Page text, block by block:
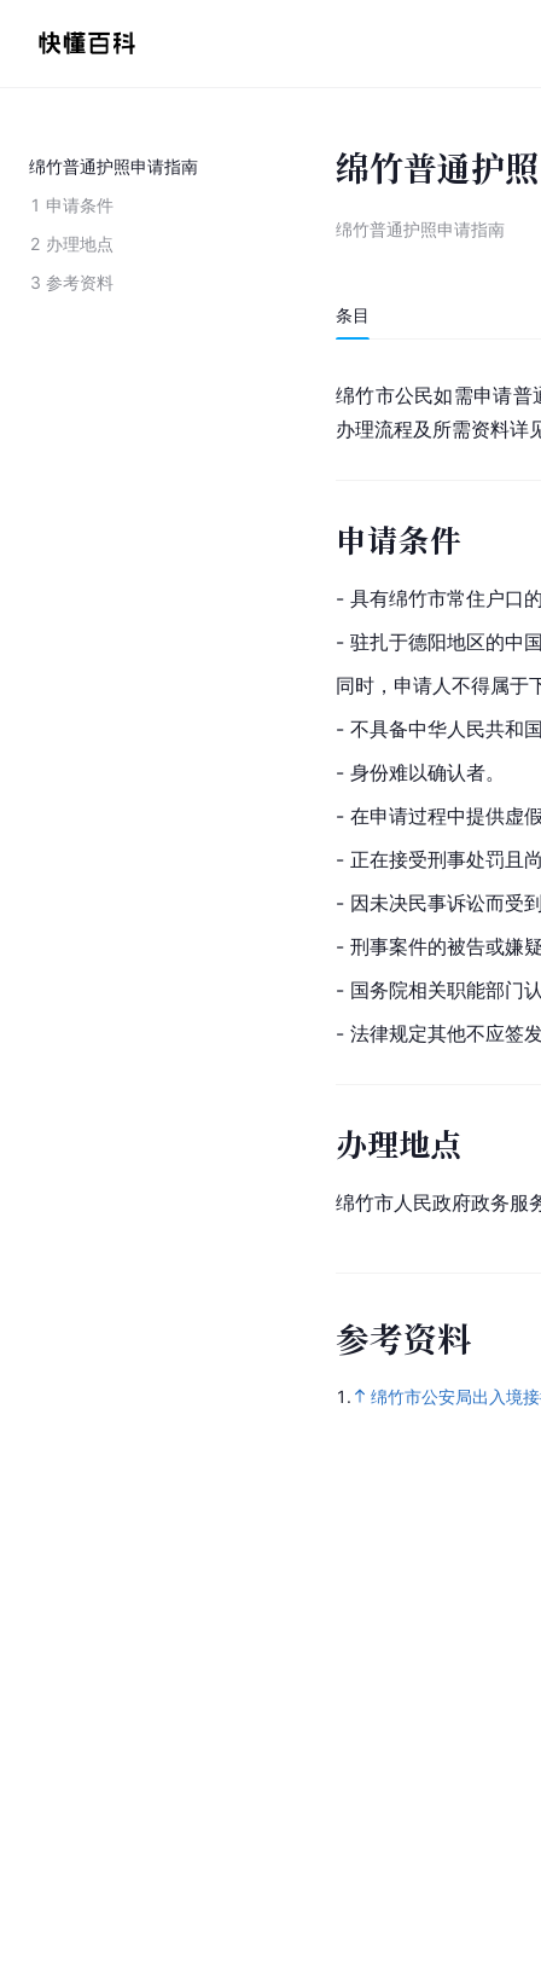
绵竹普通护照申请指南
1 申请条件
2 办理地点
3 参考资料
绵竹普通护
绵竹普通护照申请指南
条目
绵竹市公民如需申请
办理流程及所需资料详
申请条件
- 具有绵竹市常住户口
- 驻扎于德阳地区的中
同时，申请人不得属于
- 不具备中华人民共和
- 身份难以确认者。
- 在申请过程中提供虚
- 正在接受刑事处罚且
- 因未决民事诉讼而受
- 刑事案件的被告或嫌
- 国务院相关职能部门
- 法律规定其他不应签
办理地点
绵竹市人民政府政务服
参考资料
1. 绵竹市公安局出入境